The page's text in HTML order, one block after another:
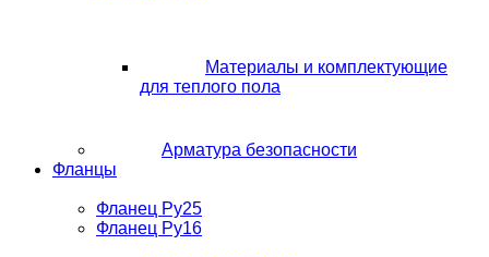
Материалы и комплектующие
для теплого пола
Арматура безопасности
Фланцы
Фланец Ру25
Фланец Ру16